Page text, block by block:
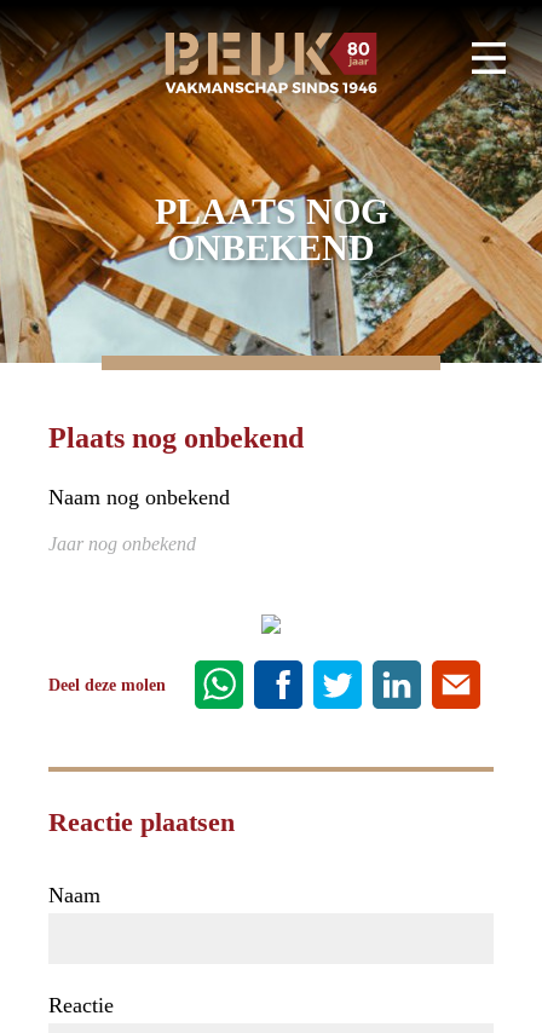
PLAATS NOG
ONBEKEND
Plaats nog onbekend
Naam nog onbekend
Jaar nog onbekend
Deel deze molen
Reactie plaatsen
Naam
Reactie